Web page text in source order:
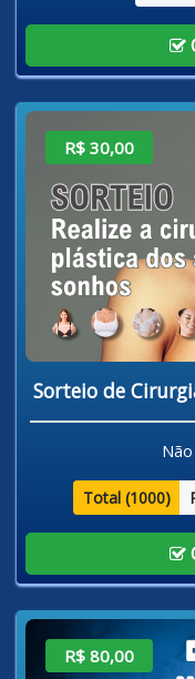
R$ 30,00
Sorteio de
Total (1000)
R$ 80,00